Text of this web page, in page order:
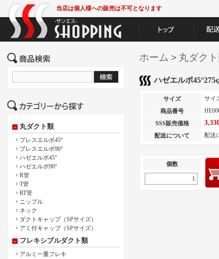
当店は個人様への販売は不可となります
丸ダクト類
プレスエルボ45°
プレスエルボ90°
ハゼエルボ45°
ハゼエルボ90°
R管
T管
RT管
ニップル
ネック
ダクトキャップ（SPサイズ）
アミ付キャップ（SPサイズ）
フレキシブルダクト類
アルミ一重フレキ
ホーム > 丸ダク
ハゼエルボ
サイズ
サイ
商品番号
SSS販売価格
配送について 配送
個数